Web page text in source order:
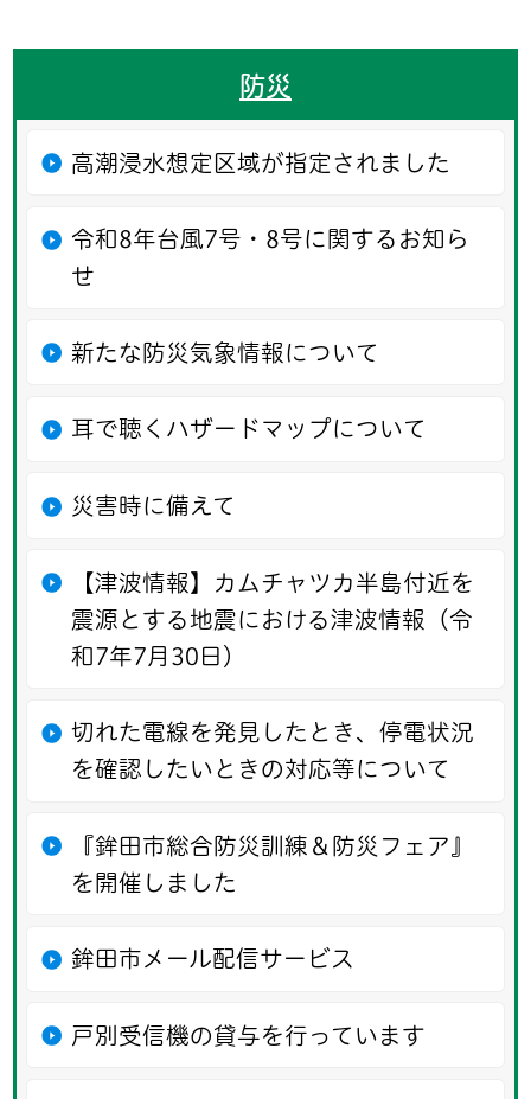
防災
高潮浸水想定区域が指定されました
令和8年台風7号・8号に関するお知ら
せ
新たな防災気象情報について
耳で聴くハザードマップについて
災害時に備えて
【津波情報】カムチャツカ半島付近を
震源とする地震における津波情報（令
和7年7月30日）
切れた電線を発見したとき、停電状況
を確認したいときの対応等について
『鉾田市総合防災訓練＆防災フェア』
を開催しました
鉾田市メール配信サービス
戸別受信機の貸与を行っています